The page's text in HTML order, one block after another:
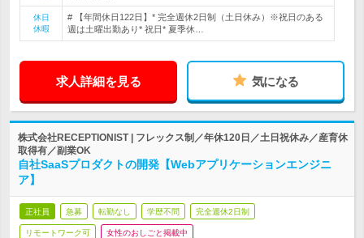
休日
休暇
# 【年間休日122日】* 完全週休2日制（土日休み）※祝日のある
週は土曜出勤あり* 祝日* 夏季休…
求人詳細を見る 気になる
株式会社RECEPTIONIST | フレックス制／年休120日／土日祝休み／産育休
取得有／副業OK
自社SaaSプロダクトの開発【Webアプリケーションエンジニ
ア】
正社員 急募 転勤なし 学歴不問 完全週休2日制
リモートワーク可 女性のおしごと掲載中